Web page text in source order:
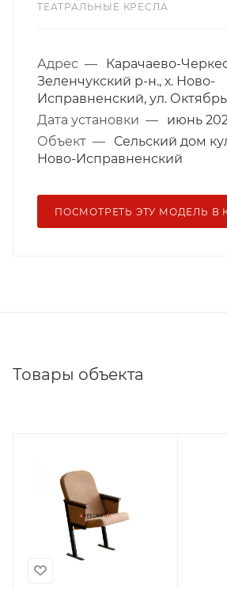
ТЕАТРАЛЬНЫЕ КРЕСЛА
Адрес —
Карачаево-
Зеленчукский р-н., х. Ново-
Исправненский, ул.
Дата установки —
июнь
Объект —
Сельский дом
Ново-Исправненский
ПОСМОТРЕТЬ ЭТУ МОДЕЛЬ В
Товары объекта